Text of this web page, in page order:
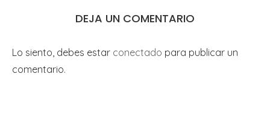
DEJA UN COMENTARIO
Lo siento, debes estar conectado para publicar un
comentario.